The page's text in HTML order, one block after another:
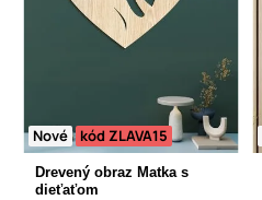
Nové kód ZLAVA15
Drevený obraz Matka s
dieťaťom